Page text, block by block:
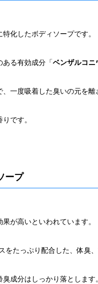
特化したボディソープです。
る有効成分「 ベンザルコニ
一度吸着した臭いの元を離
です。
ープ
が高いといわれています。
をたっぷり配合した、体臭
成分はしっかり落とします